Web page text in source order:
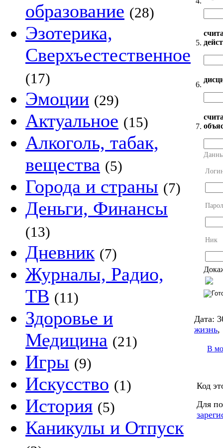
образование (28)
Эзотерика,
Сверхъестественное
(17)
Эмоции (29)
Актуальное (15)
Алкоголь, табак,
вещества (5)
Города и страны (7)
Деньги, Финансы
(13)
Дневник (7)
Журналы, Радио,
ТВ (11)
Здоровье и
Медицина (21)
Игры (9)
Искусство (1)
История (5)
Каникулы и Отпуск
5.
6.
7.
Ник
Дата:
жизнь
В
Код
Для